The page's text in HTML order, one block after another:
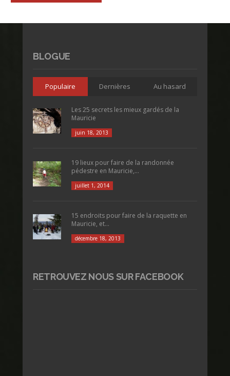
BLOGUE
Populaire Dernières Au hasard
Les 25 secrets les mieux gardés de la
Mauricie
juin 18, 2013
19 lieux pour faire de la randonnée
pédestre en Mauricie,...
juillet 1, 2014
15 endroits pour faire de la raquette en
Mauricie, et...
décembre 18, 2013
RETROUVEZ NOUS SUR FACEBOOK